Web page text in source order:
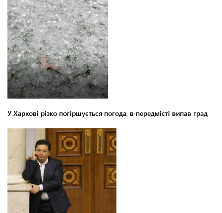
У Харкові різко погіршується погода, в передмісті випав град